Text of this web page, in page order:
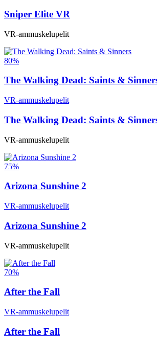
Sniper Elite VR
VR-ammuskelupelit
80%
The Walking Dead: Saints &
VR-ammuskelupelit
The Walking Dead: Saints &
VR-ammuskelupelit
75%
Arizona Sunshine 2
VR-ammuskelupelit
Arizona Sunshine 2
VR-ammuskelupelit
70%
After the Fall
VR-ammuskelupelit
After the Fall